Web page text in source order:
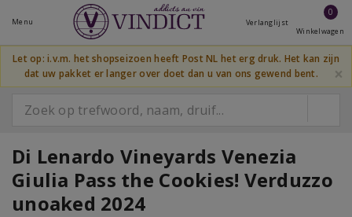
Menu Verlanglijst
0
Winkelwagen
Let op: i.v.m. het shopseizoen heeft Post NL het erg druk. Het kan zijn
dat uw pakket er langer over doet dan u van ons gewend bent.
×
Di Lenardo Vineyards Venezia
Giulia Pass the Cookies! Verduzzo
unoaked 2024